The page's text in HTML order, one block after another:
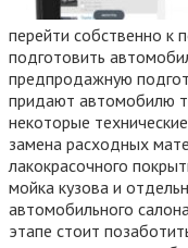
перейти собственно к
подготовить
предпродажную
придают автомобилю
некоторые
замена расходных
лакокрасочного
мойка кузова и
автомобильного
этапе стоит